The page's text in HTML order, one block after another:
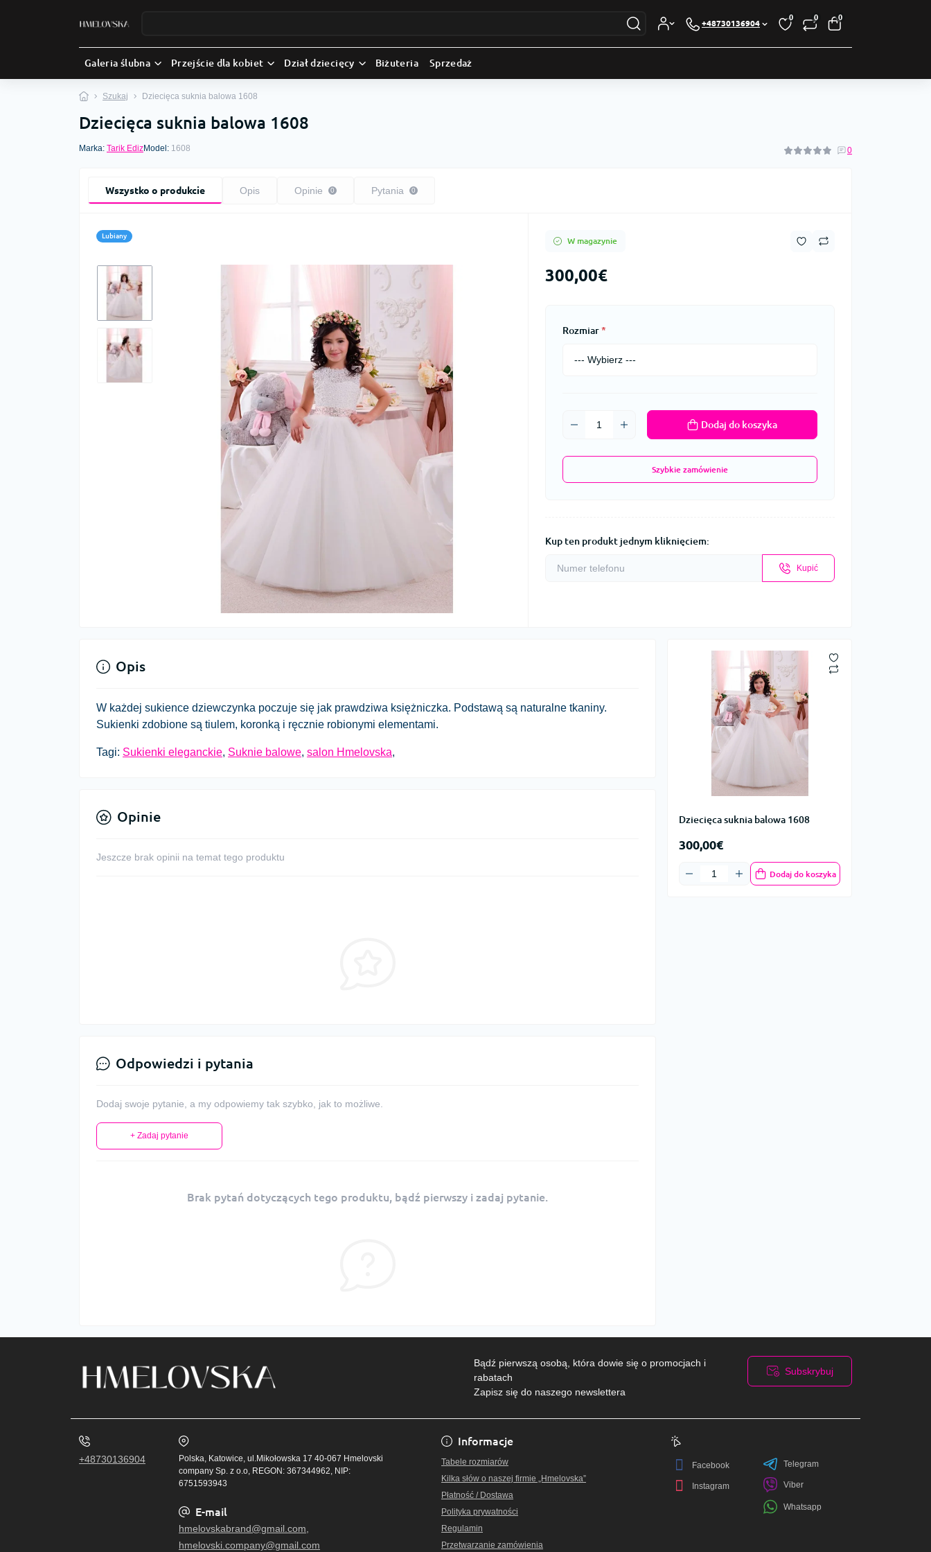
+48730136904
0 0 0
Galeria ślubna Przejście dla kobiet Dział dziecięcy Biżuteria Sprzedaż
Szukaj Dziecięca suknia balowa 1608
Dziecięca suknia balowa 1608
Marka: Tarik EdizModel: 1608 0
Wszystko o produkcie Opis Opinie 0 Pytania 0
Lubiany
W magazynie
300,00€
Rozmiar*
Dodaj do koszyka
Szybkie zamówienie
Kup ten produkt jednym kliknięciem:
Kupić
Dziecięca suknia balowa 1608
300,00€
Dodaj do koszyka
Opis
W każdej sukience dziewczynka poczuje się jak prawdziwa księżniczka. Podstawą są naturalne tkaniny.
Sukienki zdobione są tiulem, koronką i ręcznie robionymi elementami.
Tagi: Sukienki eleganckie, Suknie balowe, salon Hmelovska,
Opinie
Jeszcze brak opinii na temat tego produktu
Odpowiedzi i pytania
Dodaj swoje pytanie, a my odpowiemy tak szybko, jak to możliwe.
+ Zadaj pytanie
Brak pytań dotyczących tego produktu, bądź pierwszy i zadaj pytanie.
Bądź pierwszą osobą, która dowie się o promocjach i
rabatach
Zapisz się do naszego newslettera
Subskrybuj
Polityka prywatności
+48730136904
Polska, Katowice, ul.Mikołowska 17 40-067 Hmelovski
company Sp. z o.o, REGON: 367344962, NIP:
6751593943
E-mail
hmelovskabrand@gmail.com,
hmelovski.company@gmail.com
Informacje
Tabele rozmiarów
Kilka słów o naszej firmie „Hmelovska”
Płatność / Dostawa
Polityka prywatności
Regulamin
Przetwarzanie zamówienia
Facebook
Instagram
Telegram
Viber
Whatsapp